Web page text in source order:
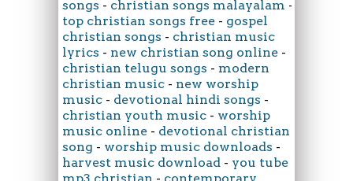
songs - christian songs malayalam -
top christian songs free - gospel
christian songs - christian music
lyrics - new christian song online -
christian telugu songs - modern
christian music - new worship
music - devotional hindi songs -
christian youth music - worship
music online - devotional christian
song - worship music downloads -
harvest music download - you tube
mp3 christian - contemporary